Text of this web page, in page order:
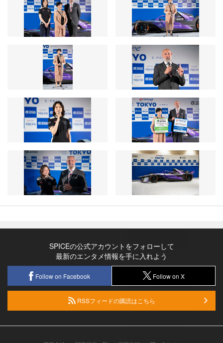
SPICEの公式アカウントをフォローして
最新のエンタメ情報を手に入れよう
Follow on Facebook Follow on X
RSSフィードの購読はこちら